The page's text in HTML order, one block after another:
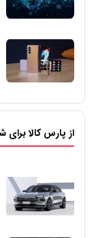
از پارس کالا برای